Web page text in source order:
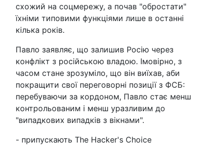
схожий на соцмережу, а почав "обростати"
їхніми типовими функціями лише в останні
кілька років.
Павло заявляє, що залишив Росію через
конфлікт з російською владою. Імовірно, з
часом стане зрозуміло, що він виїхав, аби
покращити свої переговорні позиції з ФСБ:
перебуваючи за кордоном, Павло стає менш
контрольованим і менш уразливим до
"випадкових випадків з вікнами".
- припускають The Hacker's Choice